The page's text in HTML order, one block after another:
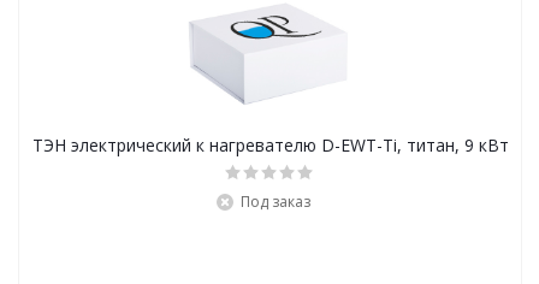
ТЭН электрический к нагревателю D-EWT-Ti, титан, 9 кВт
Под заказ